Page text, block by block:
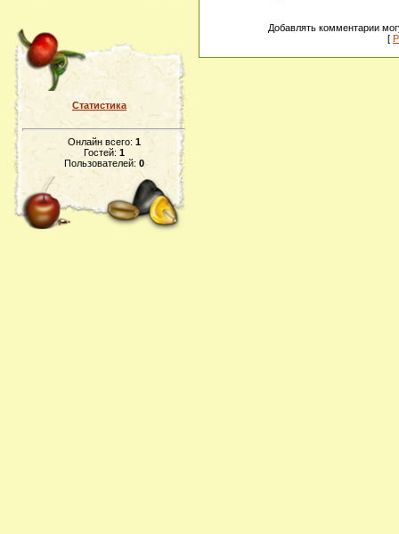
Статистика
Онлайн всего: 1
Гостей: 1
Пользователей: 0
Добавлять комментарии
[